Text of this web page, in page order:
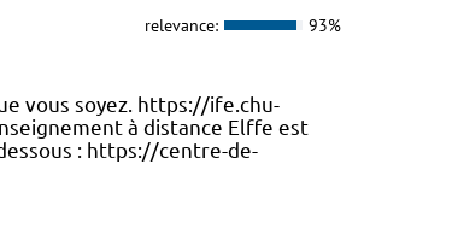
relevance: 93%
vous soyez. https://ife.chu-
à distance Elffe est
: https://centre-de-